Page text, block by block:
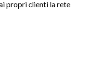
propri clienti la rete